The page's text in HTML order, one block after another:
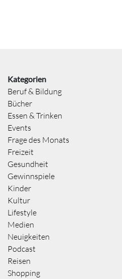
Kategorien
Beruf & Bildung
Bücher
Essen & Trinken
Events
Frage des Monats
Freizeit
Gesundheit
Gewinnspiele
Kinder
Kultur
Lifestyle
Medien
Neuigkeiten
Podcast
Reisen
Shopping